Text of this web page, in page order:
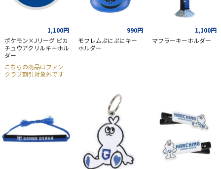
1,100円
ポケモン×Jリーグ ピカ
チュウアクリルキーホル
ダー
こちらの商品はファン
クラブ割引対象外です
990円
モフレムぷにぷにキー
ホルダー
1,100円
マフラーキーホルダー